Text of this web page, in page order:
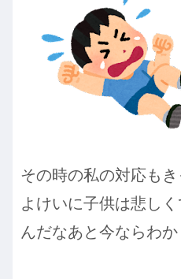
その時の私の対応も
よけいに子供は悲し
んだなあと今ならわか